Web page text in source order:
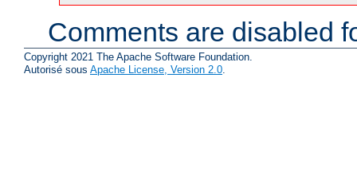
Comments are disabled
Copyright 2021 The Apache Software Foundation.
Autorisé sous Apache License, Version 2.0.